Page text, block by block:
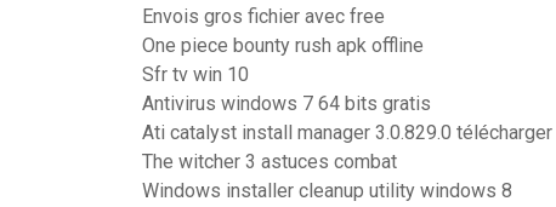
Envois gros fichier avec free
One piece bounty rush apk offline
Sfr tv win 10
Antivirus windows 7 64 bits gratis
Ati catalyst install manager 3.0.829.0 télécharger
The witcher 3 astuces combat
Windows installer cleanup utility windows 8